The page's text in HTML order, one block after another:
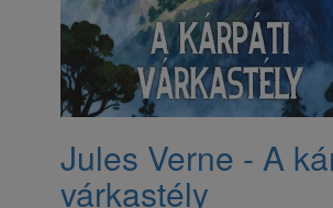
Jules Verne - A
várkastély